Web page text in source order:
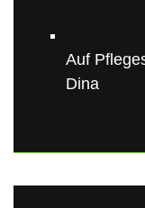
Auf
Dina